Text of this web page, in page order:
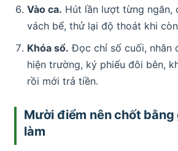
Vào ca. Hút lần lượt từng ngăn,
vách bể, thử lại độ thoát khi
Khóa sổ. Đọc chỉ số cuối, nhân
hiện trường, ký phiếu đôi bên,
rồi mới trả tiền.
Mười điểm nên chốt
làm